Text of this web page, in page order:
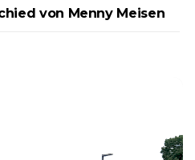
von Menny Meisen